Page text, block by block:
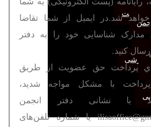
عضویت
آموزشی
شد.در ایمیل از شما تقاضا
شناسایی خود را به دفتر
کنید.
پرداخت حق عضويت از طريق
پرداخت با مشكل مواجه شديد،
با نشانی دفتر انجمن
ilisaoffice@gmail.com یا شماره تلفن‌های